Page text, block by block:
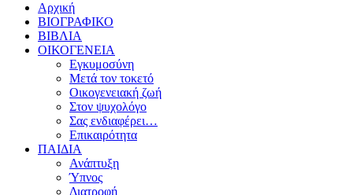
Αρχική
ΒΙΟΓΡΑΦΙΚΟ
ΒΙΒΛΙΑ
ΟΙΚΟΓΕΝΕΙΑ
Εγκυμοσύνη
Μετά τον τοκετό
Οικογενειακή ζωή
Στον ψυχολόγο
Σας ενδιαφέρει…
Επικαιρότητα
ΠΑΙΔΙΑ
Ανάπτυξη
Ύπνος
Διατροφή